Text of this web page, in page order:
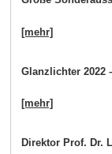
[mehr]
Glanzlichter 2022
[mehr]
Direktor Prof. Dr.